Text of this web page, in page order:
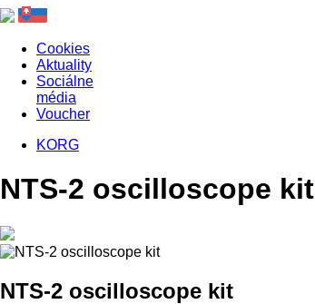
Cookies
Aktuality
Sociálne
média
Voucher
KORG
NTS-2 oscilloscope kit
NTS-2 oscilloscope kit